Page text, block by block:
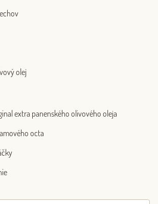
olej
extra panenského olivového oleja
octa